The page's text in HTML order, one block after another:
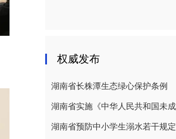
权威发布
湖南省长株潭生态绿心保护条例
湖南省预防中小学生溺水若干规定